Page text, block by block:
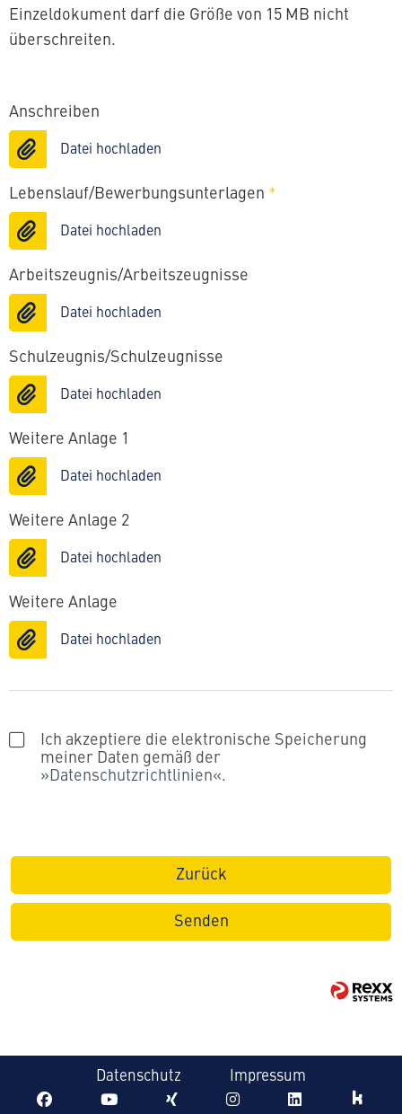
Einzeldokument darf die Größe von 15 MB nicht
überschreiten.
Anschreiben
Datei hochladen
Lebenslauf/Bewerbungsunterlagen *
Datei hochladen
Arbeitszeugnis/Arbeitszeugnisse
Datei hochladen
Schulzeugnis/Schulzeugnisse
Datei hochladen
Weitere Anlage 1
Datei hochladen
Weitere Anlage 2
Datei hochladen
Weitere Anlage
Datei hochladen
Ich akzeptiere die elektronische Speicherung
meiner Daten gemäß der
Datenschutzrichtlinien
.
Zurück
Senden
Datenschutz Impressum